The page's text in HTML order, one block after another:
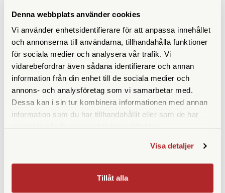
Denna webbplats använder cookies
Vi använder enhetsidentifierare för att anpassa innehållet
och annonserna till användarna, tillhandahålla funktioner
för sociala medier och analysera vår trafik. Vi
vidarebefordrar även sådana identifierare och annan
information från din enhet till de sociala medier och
annons- och analysföretag som vi samarbetar med.
Dessa kan i sin tur kombinera informationen med annan
information som du har tillhandahållit eller som de har
Visa detaljer
Tillåt alla
Filtergänga (mm) Ej möjligt att gänga på filter
Synfält (º)
Glastyp ED
Vikt (g) 619